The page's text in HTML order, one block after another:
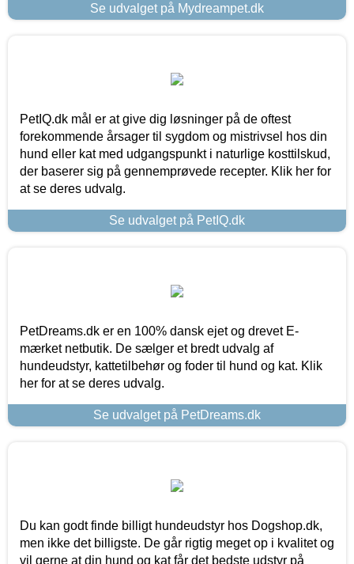
Se udvalget på Mydreampet.dk
PetIQ.dk mål er at give dig løsninger på de oftest
forekommende årsager til sygdom og mistrivsel hos din
hund eller kat med udgangspunkt i naturlige kosttilskud,
der baserer sig på gennemprøvede recepter. Klik her for
at se deres udvalg.
Se udvalget på PetIQ.dk
PetDreams.dk er en 100% dansk ejet og drevet E-
mærket netbutik. De sælger et bredt udvalg af
hundeudstyr, kattetilbehør og foder til hund og kat. Klik
her for at se deres udvalg.
Se udvalget på PetDreams.dk
Du kan godt finde billigt hundeudstyr hos Dogshop.dk,
men ikke det billigste. De går rigtig meget op i kvalitet og
vil gerne at din hund og kat får det bedste udstyr på